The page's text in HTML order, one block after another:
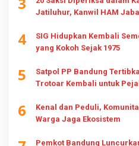
Jatiluhur, Kanwil HAM
4
SIG Hidupkan Kembali
yang Kokoh Sejak 1975
5
Satpol PP Bandung
Trotoar Kembali untuk
6
Kenal dan Peduli,
Warga Jaga Ekosistem
Pemkot Bandung